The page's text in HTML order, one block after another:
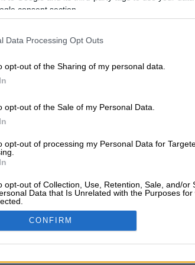
consent section.
Data Processing Opt Outs
opt-out of the Sharing of my personal data.
opt-out of the Sale of my Personal Data.
opt-out of processing my Personal Data for
opt-out of Collection, Use, Retention, Sale, and/or
Data that Is Unrelated with the Purposes for
CONFIRM
DentistsCar Garages
Advertise
Kavala
ABOUT
Tax Identification Number